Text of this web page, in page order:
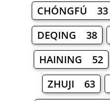
CHÓNGFÚ 33
DEQING 38
HAINING 52
ZHUJI 63